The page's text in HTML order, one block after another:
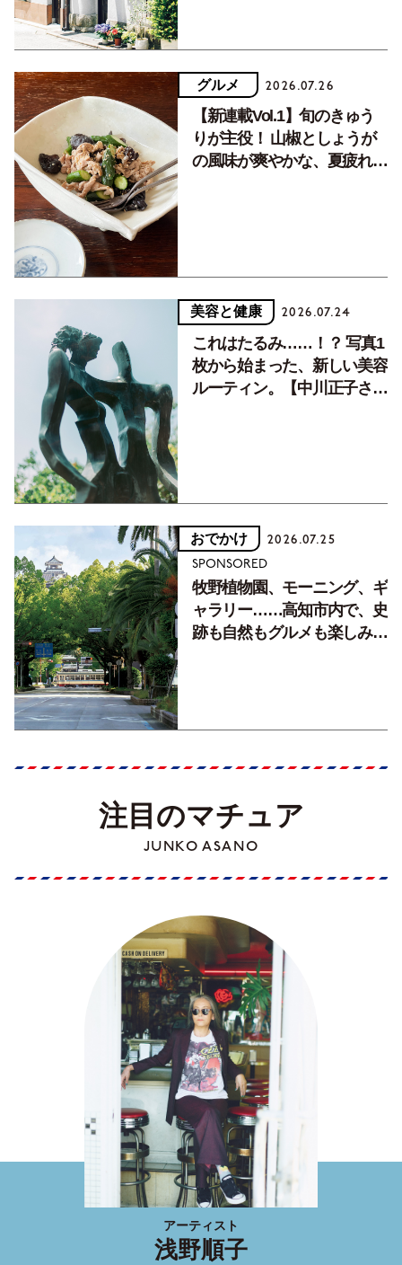
グルメ 2026.07.26
【新連載Vol.1】旬のきゅう
りが主役！ 山椒としょうが
の風味が爽やかな、夏疲れを
美容と健康 2026.07.24
これはたるみ……！？ 写真1
枚から始まった、新しい美容
ルーティン。【中川正子さん
おでかけ 2026.07.25
SPONSORED
牧野植物園、モーニング、ギ
ャラリー……高知市内で、史
跡も自然もグルメも楽しみ尽
注目のマチュア
JUNKO ASANO
アーティスト
浅野順子